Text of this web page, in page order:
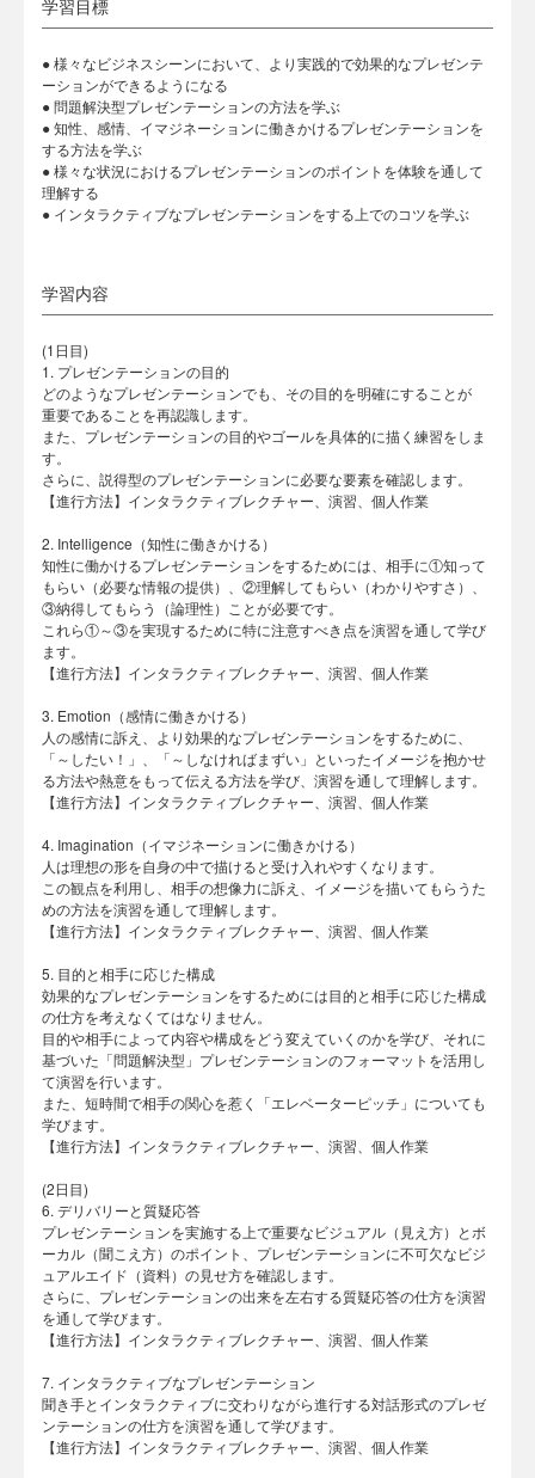
学習目標
● 様々なビジネスシーンにおいて、より実践的で効果的なプレゼンテ
ーションができるようになる
● 問題解決型プレゼンテーションの方法を学ぶ
● 知性、感情、イマジネーションに働きかけるプレゼンテーションを
する方法を学ぶ
● 様々な状況におけるプレゼンテーションのポイントを体験を通して
理解する
● インタラクティブなプレゼンテーションをする上でのコツを学ぶ
学習内容
(1日目)
1. プレゼンテーションの目的
どのようなプレゼンテーションでも、その目的を明確にすることが
重要であることを再認識します。
また、プレゼンテーションの目的やゴールを具体的に描く練習をしま
す。
さらに、説得型のプレゼンテーションに必要な要素を確認します。
【進行方法】インタラクティブレクチャー、演習、個人作業
2. Intelligence（知性に働きかける）
知性に働かけるプレゼンテーションをするためには、相手に①知って
もらい（必要な情報の提供）、②理解してもらい（わかりやすさ）、
③納得してもらう（論理性）ことが必要です。
これら①～③を実現するために特に注意すべき点を演習を通して学び
ます。
【進行方法】インタラクティブレクチャー、演習、個人作業
3. Emotion（感情に働きかける）
人の感情に訴え、より効果的なプレゼンテーションをするために、
「～したい！」、「～しなければまずい」といったイメージを抱かせ
る方法や熱意をもって伝える方法を学び、演習を通して理解します。
【進行方法】インタラクティブレクチャー、演習、個人作業
4. Imagination（イマジネーションに働きかける）
人は理想の形を自身の中で描けると受け入れやすくなります。
この観点を利用し、相手の想像力に訴え、イメージを描いてもらうた
めの方法を演習を通して理解します。
【進行方法】インタラクティブレクチャー、演習、個人作業
5. 目的と相手に応じた構成
効果的なプレゼンテーションをするためには目的と相手に応じた構成
の仕方を考えなくてはなりません。
目的や相手によって内容や構成をどう変えていくのかを学び、それに
基づいた「問題解決型」プレゼンテーションのフォーマットを活用し
て演習を行います。
また、短時間で相手の関心を惹く「エレベーターピッチ」についても
学びます。
【進行方法】インタラクティブレクチャー、演習、個人作業
(2日目)
6. デリバリーと質疑応答
プレゼンテーションを実施する上で重要なビジュアル（見え方）とボ
ーカル（聞こえ方）のポイント、プレゼンテーションに不可欠なビジ
ュアルエイド（資料）の見せ方を確認します。
さらに、プレゼンテーションの出来を左右する質疑応答の仕方を演習
を通して学びます。
【進行方法】インタラクティブレクチャー、演習、個人作業
7. インタラクティブなプレゼンテーション
聞き手とインタラクティブに交わりながら進行する対話形式のプレゼ
ンテーションの仕方を演習を通して学びます。
【進行方法】インタラクティブレクチャー、演習、個人作業